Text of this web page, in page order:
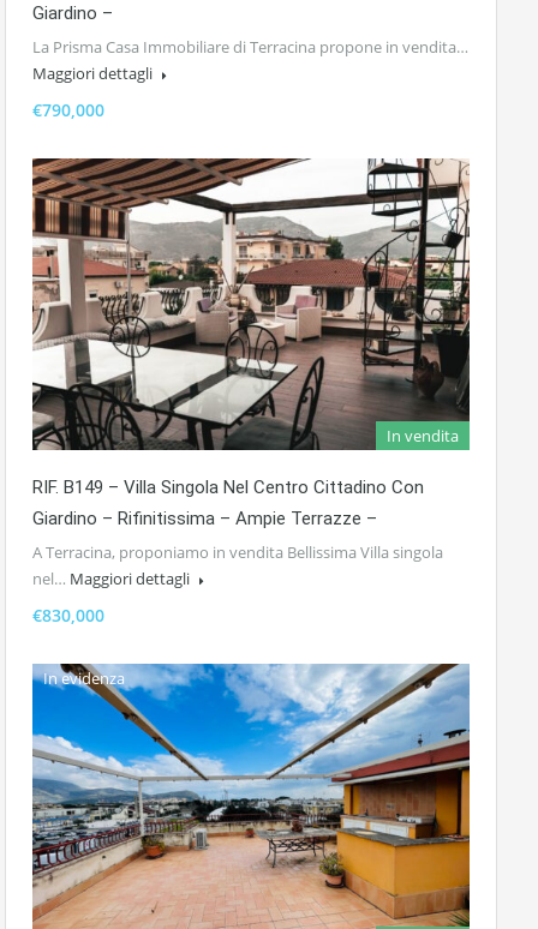
Giardino –
La Prisma Casa Immobiliare di Terracina propone in vendita…
Maggiori dettagli
€790,000
In vendita
RIF. B149 – Villa Singola Nel Centro Cittadino Con
Giardino – Rifinitissima – Ampie Terrazze –
A Terracina, proponiamo in vendita Bellissima Villa singola
nel… Maggiori dettagli
€830,000
In evidenza